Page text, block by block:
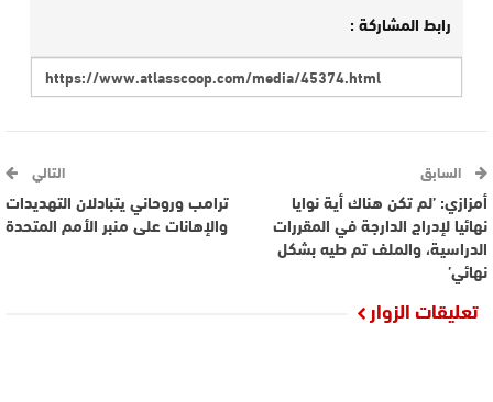
رابط المشاركة :
السابق
أمزازي: ’لم تكن هناك أية نوايا
نهائيا لإدراج الدارجة في المقررات
الدراسية، والملف تم طيه بشكل
نهائي’
التالي
ترامب وروحاني يتبادلان التهديدات
والإهانات على منبر الأمم المتحدة
تعليقات الزوار